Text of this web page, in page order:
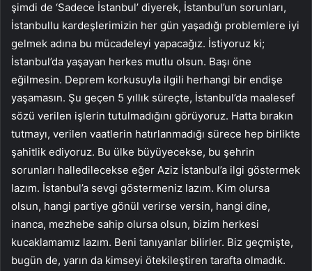
şimdi de ‘Sadece İstanbul’ diyerek, İstanbul’un sorunları,
İstanbullu kardeşlerimizin her gün yaşadığı problemlere iyi
gelmek adına bu mücadeleyi yapacağız. İstiyoruz ki;
İstanbul’da yaşayan herkes mutlu olsun. Başı öne
eğilmesin. Deprem korkusuyla ilgili herhangi bir endişe
yaşamasın. Şu geçen 5 yıllık süreçte, İstanbul’da maalesef
sözü verilen işlerin tutulmadığını görüyoruz. Hatta bırakın
tutmayı, verilen vaatlerin hatırlanmadığı sürece hep birlikte
şahitlik ediyoruz. Bu ülke büyüyecekse, bu şehrin
sorunları halledilecekse eğer Aziz İstanbul’a ilgi göstermek
lazım. İstanbul’a sevgi göstermeniz lazım. Kim olursa
olsun, hangi partiye gönül verirse versin, hangi dine,
inanca, mezhebe sahip olursa olsun, bizim herkesi
kucaklamamız lazım. Beni tanıyanlar bilirler. Biz geçmişte,
bugün de, yarın da kimseyi ötekileştiren tarafta olmadık.